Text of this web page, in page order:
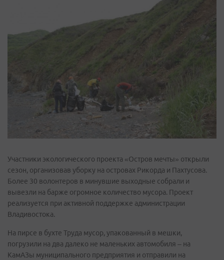
Участники экологического проекта «Остров мечты» открыли
сезон, организовав уборку на островах Рикорда и Пахтусова.
Более 30 волонтеров в минувшие выходные собрали и
вывезли на барже огромное количество мусора. Проект
реализуется при активной поддержке администрации
Владивостока.
На пирсе в бухте Труда мусор, упакованный в мешки,
погрузили на два далеко не маленьких автомобиля – на
КамАЗы муниципального предприятия и отправили на